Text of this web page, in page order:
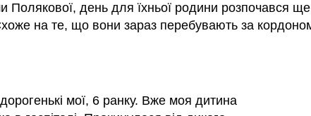
Полякової, день для їхньої родини розпочався
на те, що вони зараз перебувають за
мої, 6 ранку. Вже моя дитина